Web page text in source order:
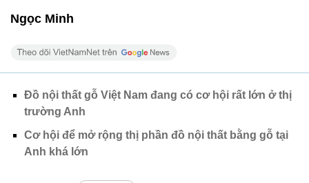
Ngọc Minh
Đồ nội thất gỗ Việt Nam đang có cơ hội rất lớn ở thị
trường Anh
Cơ hội để mở rộng thị phần đồ nội thất bằng gỗ tại
Anh khá lớn